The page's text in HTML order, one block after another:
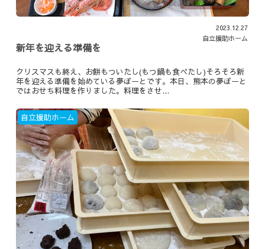
2023.12.27
自立援助ホーム
新年を迎える準備を
クリスマスも終え、お餅もついたし(もつ鍋も食べたし)そろそろ新
年を迎える準備を始めている夢ぽーとです。本日、熊本の夢ぽーと
ではおせち料理を作りました。料理をさせ...
自立援助ホーム